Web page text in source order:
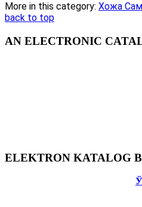
More in this category: Хожа
back to top
AN ELECTRONIC
ELEKTRON KATALOG